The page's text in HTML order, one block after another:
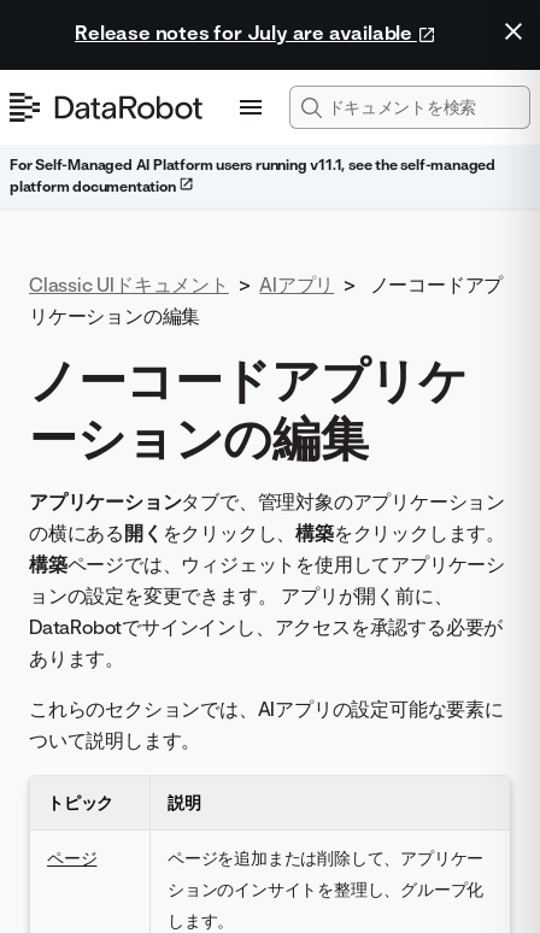
Release notes for July are available
For Self-Managed AI Platform users running v11.1, see the self-managed
platform documentation
Classic UIドキュメント > AIアプリ >
ノーコードアプ
リケーションの編集
ノーコードアプリケ
ーションの編集
アプリケーションタブで、管理対象のアプリケーション
の横にある 開く をクリックし、構築をクリックします。
構築ページでは、ウィジェットを使用してアプリケーシ
ョンの設定を変更できます。 アプリが開く前に、
DataRobotでサインインし、アクセスを承認する必要が
あります。
これらのセクションでは、AIアプリの設定可能な要素に
ついて説明します。
トピック 説明
ページ
ページを追加または削除して、アプリケー
ションのインサイトを整理し、グループ化
します。